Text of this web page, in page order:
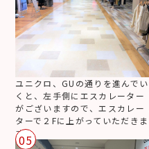
ユニクロ、GUの通りを進んでい
くと、左手側にエスカレーター
がございますので、エスカレー
ターで２Fに上がっていただきま
す。
05